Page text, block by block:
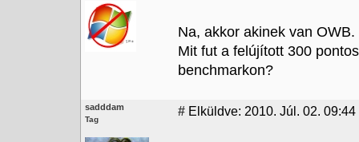
Na, akkor akinek van OWB.
Mit fut a felújított 300
benchmarkon?
sadddam
Tag
# Elküldve: 2010. Júl. 02. 09:44